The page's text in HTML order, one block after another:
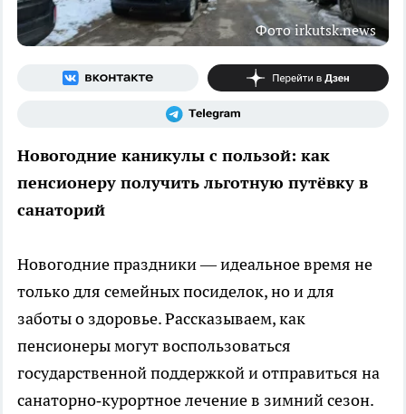
Фото irkutsk.news
Новогодние каникулы с пользой: как
пенсионеру получить льготную путёвку в
санаторий
Новогодние праздники — идеальное время не
только для семейных посиделок, но и для
заботы о здоровье. Рассказываем, как
пенсионеры могут воспользоваться
государственной поддержкой и отправиться на
санаторно‑курортное лечение в зимний сезон.